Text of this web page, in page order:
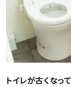
トイレが古くなっ